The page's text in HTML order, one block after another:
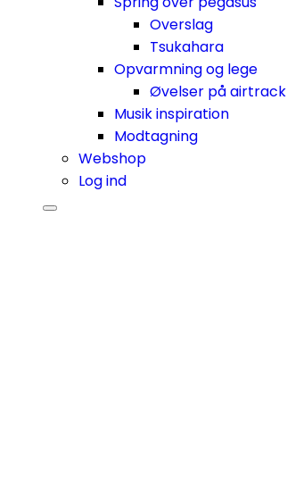
Overslag
Tsukahara
Opvarmning og lege
Øvelser på airtrack
Musik inspiration
Modtagning
Webshop
Log ind